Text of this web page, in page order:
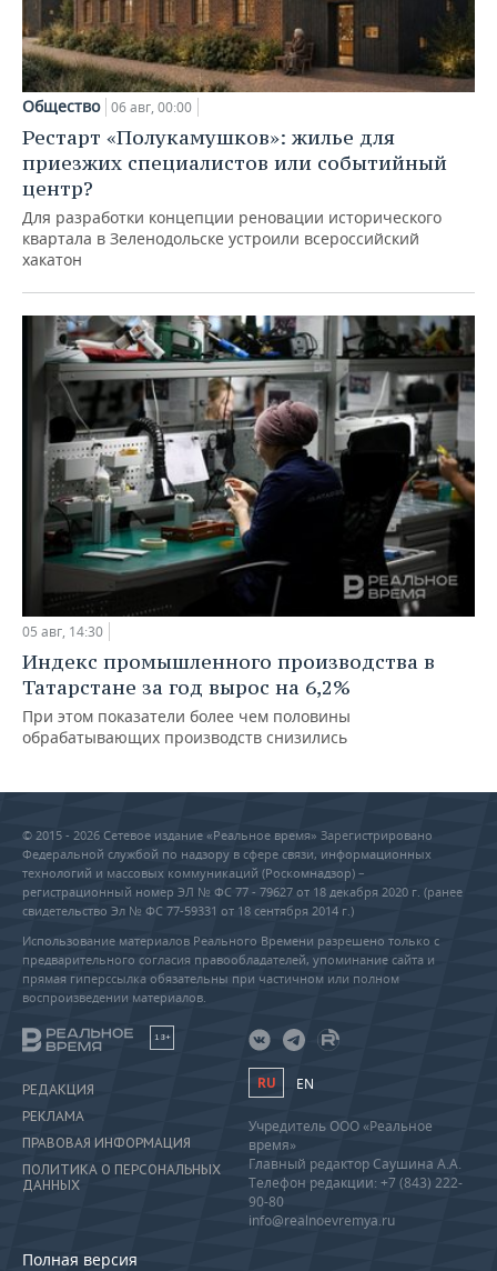
Общество 06 авг, 00:00
Рестарт «Полукамушков»: жилье для
приезжих специалистов или событийный
центр?
Для разработки концепции реновации исторического
квартала в Зеленодольске устроили всероссийский
хакатон
05 авг, 14:30
Индекс промышленного производства в
Татарстане за год вырос на 6,2%
При этом показатели более чем половины
обрабатывающих производств снизились
© 2015 - 2026 Сетевое издание «Реальное время» Зарегистрировано
Федеральной службой по надзору в сфере связи, информационных
технологий и массовых коммуникаций (Роскомнадзор) –
регистрационный номер ЭЛ № ФС 77 - 79627 от 18 декабря 2020 г. (ранее
свидетельство Эл № ФС 77-59331 от 18 сентября 2014 г.)
Использование материалов Реального Времени разрешено только с
предварительного согласия правообладателей, упоминание сайта и
прямая гиперссылка обязательны при частичном или полном
воспроизведении материалов.
18+
РЕДАКЦИЯ
РЕКЛАМА
ПРАВОВАЯ ИНФОРМАЦИЯ
ПОЛИТИКА О ПЕРСОНАЛЬНЫХ
ДАННЫХ
Полная версия
RU EN
Учредитель ООО «Реальное
время»
Главный редактор Саушина А.А.
Телефон редакции: +7 (843) 222-
90-80
info@realnoevremya.ru